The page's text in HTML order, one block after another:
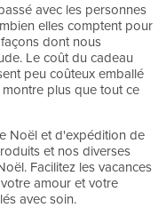
avec les personnes
elles comptent pour
dont nous
Le coût du cadeau
peu coûteux emballé
plus que tout ce
Noël et d'expédition de
et nos diverses
Facilitez les vacances
amour et votre
avec soin.